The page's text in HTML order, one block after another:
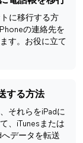
に移行する方
の連絡先を
す。お役に立て
する方法
それらをiPadに
、iTunesまたは
データを転送